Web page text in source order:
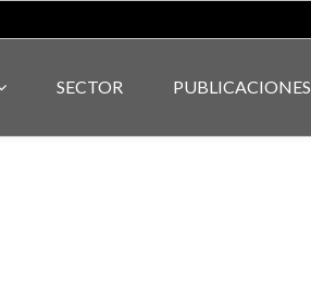
SECTOR PUBLICACIONES